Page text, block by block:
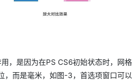
，是因为在PS CS6初始状态时，网格
，而是毫米，如图-3，首选项窗口可以